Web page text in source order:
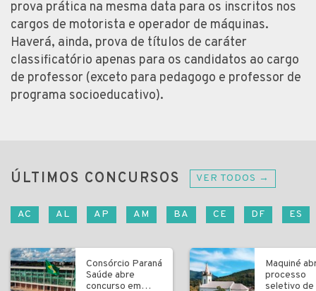
prova prática na mesma data para os inscritos nos
cargos de motorista e operador de máquinas.
Haverá, ainda, prova de títulos de caráter
classificatório apenas para os candidatos ao cargo
de professor (exceto para pedagogo e professor de
programa socioeducativo).
ÚLTIMOS CONCURSOS VER TODOS →
AC AL AP AM BA CE DF ES
Consórcio Paraná
Saúde abre
concurso em
Maquiné
processo
seletivo de